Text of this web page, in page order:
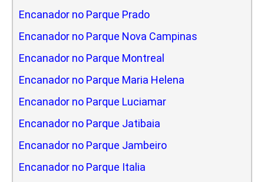
Encanador no Parque Prado
Encanador no Parque Nova Campinas
Encanador no Parque Montreal
Encanador no Parque Maria Helena
Encanador no Parque Luciamar
Encanador no Parque Jatibaia
Encanador no Parque Jambeiro
Encanador no Parque Italia